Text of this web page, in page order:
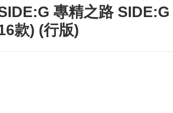
專精之路
款) (行版)